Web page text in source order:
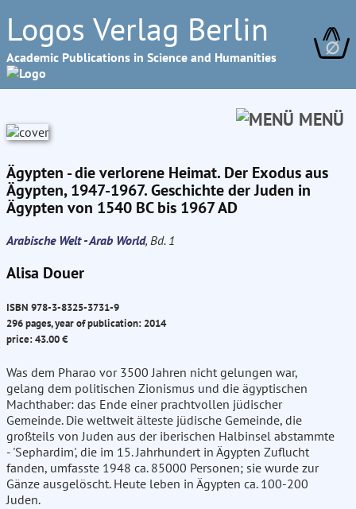
Logos Verlag Berlin
Academic Publications in Science and Humanities ∅
MENÜ
Ägypten - die verlorene Heimat. Der Exodus aus
Ägypten, 1947-1967. Geschichte der Juden in
Ägypten von 1540 BC bis 1967 AD
Arabische Welt - Arab World, Bd. 1
Alisa Douer
ISBN 978-3-8325-3731-9
296 pages, year of publication: 2014
price: 43.00 €
Was dem Pharao vor 3500 Jahren nicht gelungen war,
gelang dem politischen Zionismus und die ägyptischen
Machthaber: das Ende einer prachtvollen jüdischer
Gemeinde. Die weltweit älteste jüdische Gemeinde, die
großteils von Juden aus der iberischen Halbinsel abstammte
- 'Sephardim', die im 15. Jahrhundert in Ägypten Zuflucht
fanden, umfasste 1948 ca. 85000 Personen; sie wurde zur
Gänze ausgelöscht. Heute leben in Ägypten ca. 100-200
Juden.